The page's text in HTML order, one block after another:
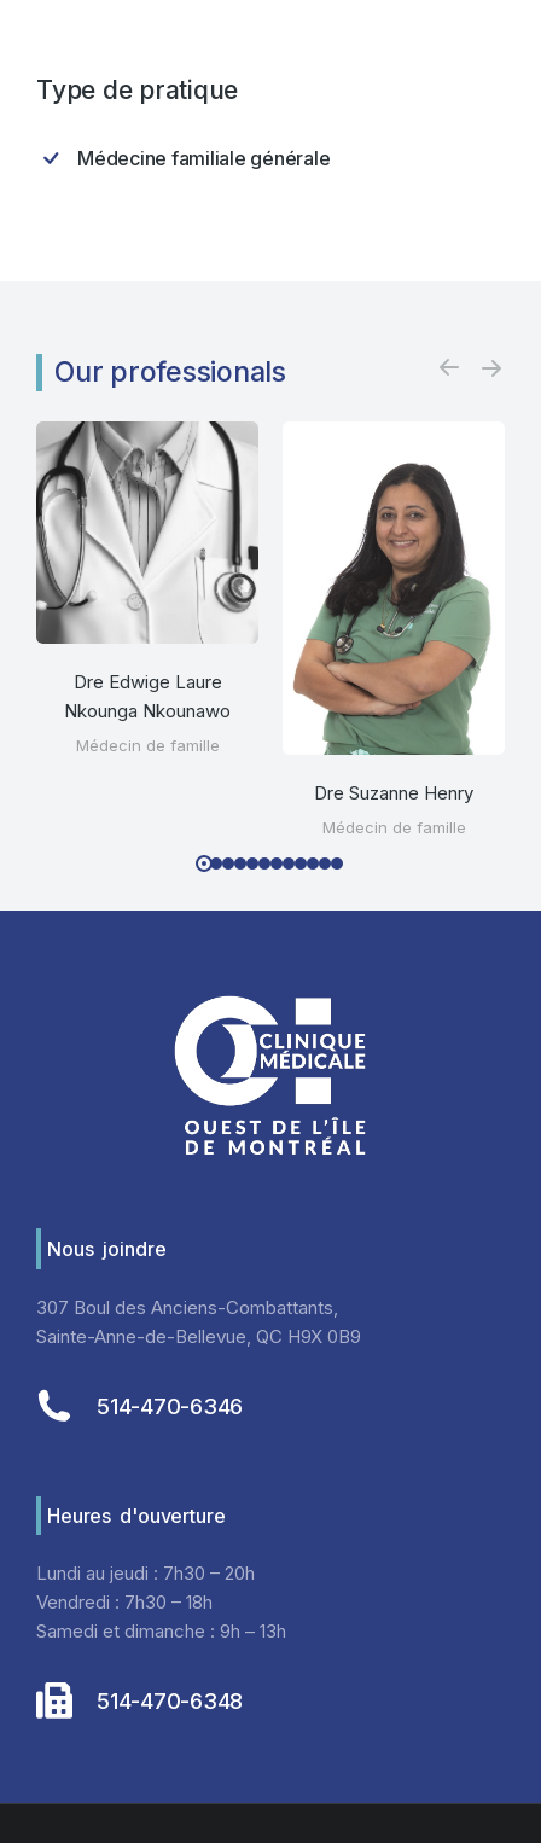
Type de pratique
Médecine familiale générale
Our professionals
Dre Edwige Laure
Nkounga Nkounawo
Médecin de famille
Dre Suzanne Henry
Médecin de famille
Nous joindre
307 Boul des Anciens-Combattants,
Sainte-Anne-de-Bellevue, QC H9X 0B9
514-470-6346
Heures d'ouverture
Lundi au jeudi : 7h30 – 20h
Vendredi : 7h30 – 18h
Samedi et dimanche : 9h – 13h
514-470-6348